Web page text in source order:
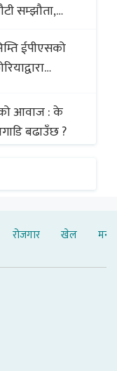
सम्झौता,
ईपीएसको
आवाज : के
बढाउँछ ?
रोजगार खेल